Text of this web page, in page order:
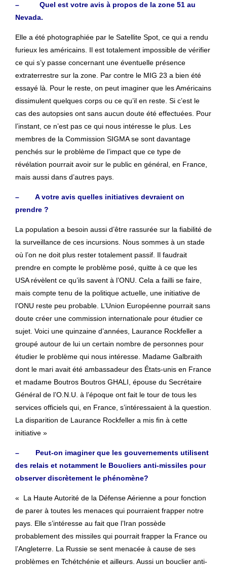
– Quel est votre avis à propos de la zone 51 au
Nevada.
Elle a été photographiée par le Satellite Spot, ce qui a rendu
furieux les américains. Il est totalement impossible de vérifier
ce qui s’y passe concernant une éventuelle présence
extraterrestre sur la zone. Par contre le MIG 23 a bien été
essayé là. Pour le reste, on peut imaginer que les Américains
dissimulent quelques corps ou ce qu’il en reste. Si c’est le
cas des autopsies ont sans aucun doute été effectuées. Pour
l’instant, ce n’est pas ce qui nous intéresse le plus. Les
membres de la Commission SIGMA se sont davantage
penchés sur le problème de l’impact que ce type de
révélation pourrait avoir sur le public en général, en France,
mais aussi dans d’autres pays.
– A votre avis quelles initiatives devraient on
prendre ?
La population a besoin aussi d’être rassurée sur la fiabilité de
la surveillance de ces incursions. Nous sommes à un stade
où l’on ne doit plus rester totalement passif. Il faudrait
prendre en compte le problème posé, quitte à ce que les
USA révèlent ce qu’ils savent à l’ONU. Cela a failli se faire,
mais compte tenu de la politique actuelle, une initiative de
l’ONU reste peu probable. L’Union Européenne pourrait sans
doute créer une commission internationale pour étudier ce
sujet. Voici une quinzaine d’années, Laurance Rockfeller a
groupé autour de lui un certain nombre de personnes pour
étudier le problème qui nous intéresse. Madame Galbraith
dont le mari avait été ambassadeur des États-unis en France
et madame Boutros Boutros GHALI, épouse du Secrétaire
Général de l’O.N.U. à l’époque ont fait le tour de tous les
services officiels qui, en France, s’intéressaient à la question.
La disparition de Laurance Rockfeller a mis fin à cette
initiative »
– Peut-on imaginer que les gouvernements utilisent
des relais et notamment le Boucliers anti-missiles pour
observer discrètement le phénomène?
« La Haute Autorité de la Défense Aérienne a pour fonction
de parer à toutes les menaces qui pourraient frapper notre
pays. Elle s’intéresse au fait que l’Iran possède
probablement des missiles qui pourrait frapper la France ou
l’Angleterre. La Russie se sent menacée à cause de ses
problèmes en Tchétchénie et ailleurs. Aussi un bouclier anti-